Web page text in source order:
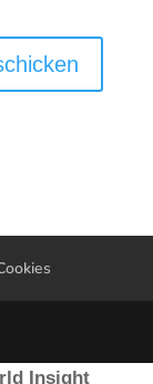
Insight